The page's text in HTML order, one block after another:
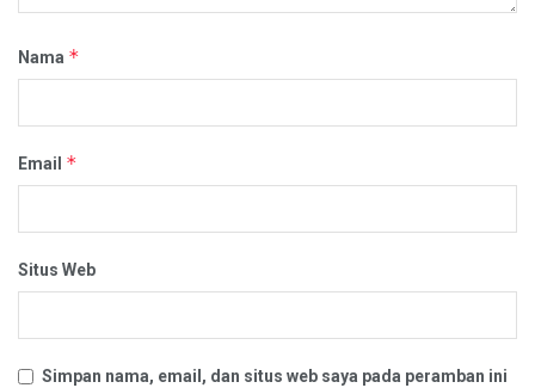
Nama *
Email *
Situs Web
Simpan nama, email, dan situs web saya pada peramban ini